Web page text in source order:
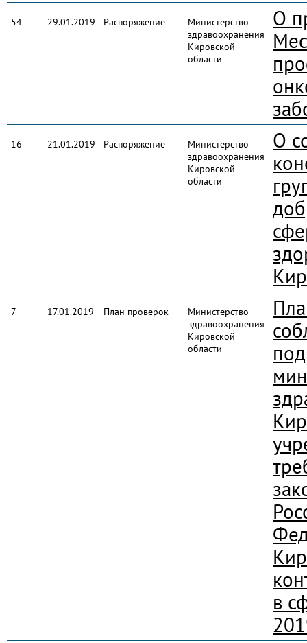
54 29.01.2019 Распоряжение
Министерство
здравоохранения
Кировской
области
О
16 21.01.2019 Распоряжение
Министерство
здравоохранения
Кировской
области
О
7 17.01.2019 План проверок
Министерство
здравоохранения
Кировской
области
в